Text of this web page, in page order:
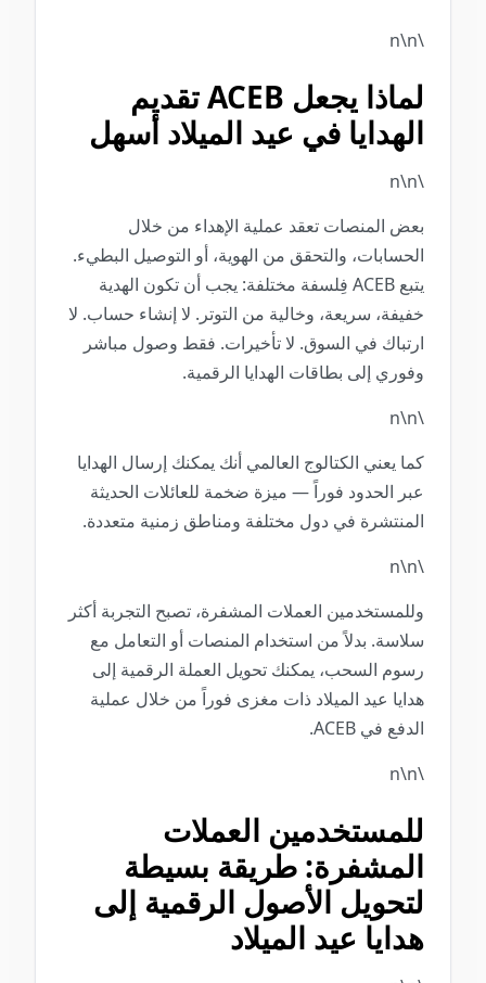
لماذا يجعل ACEB تقديم
الهدايا في عيد الميلاد أسهل
بعض المنصات تعقد عملية الإهداء من خلال
الحسابات، والتحقق من الهوية، أو التوصيل البطيء.
يتبع ACEB فِلسفة مختلفة: يجب أن تكون الهدية
خفيفة، سريعة، وخالية من التوتر. لا إنشاء حساب. لا
ارتباك في السوق. لا تأخيرات. فقط وصول مباشر
وفوري إلى بطاقات الهدايا الرقمية.
كما يعني الكتالوج العالمي أنك يمكنك إرسال الهدايا
عبر الحدود فوراً — ميزة ضخمة للعائلات الحديثة
المنتشرة في دول مختلفة ومناطق زمنية متعددة.
وللمستخدمين العملات المشفرة، تصبح التجربة أكثر
سلاسة. بدلاً من استخدام المنصات أو التعامل مع
رسوم السحب، يمكنك تحويل العملة الرقمية إلى
هدايا عيد الميلاد ذات مغزى فوراً من خلال عملية
الدفع في ACEB.
للمستخدمين العملات
المشفرة: طريقة بسيطة
لتحويل الأصول الرقمية إلى
هدايا عيد الميلاد